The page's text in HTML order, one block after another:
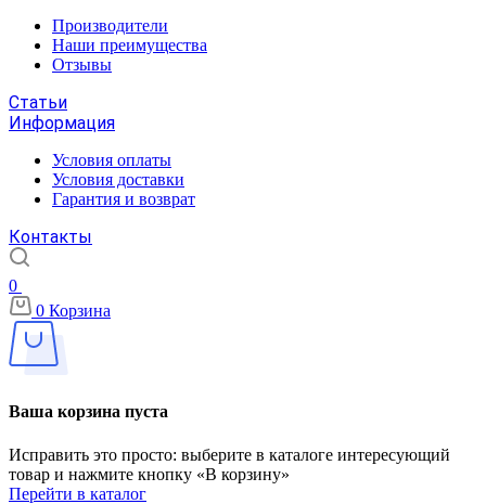
Производители
Наши преимущества
Отзывы
Статьи
Информация
Условия оплаты
Условия доставки
Гарантия и возврат
Контакты
0
0 Корзина
Ваша корзина пуста
Исправить это просто: выберите в каталоге интересующий
товар и нажмите кнопку «В корзину»
Перейти в каталог